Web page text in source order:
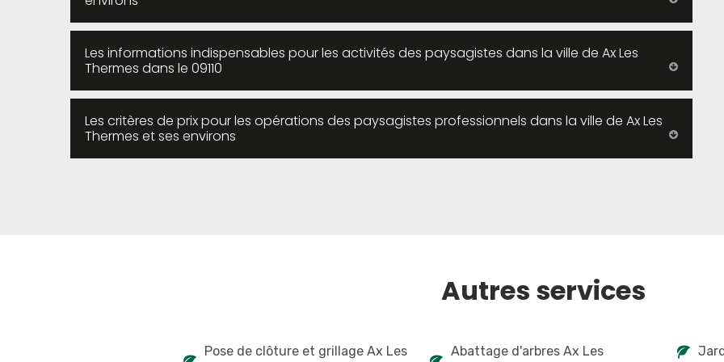
Les informations indispensables pour les activités des paysagistes dans la ville de Ax Les
Thermes dans le 09110
Les critères de prix pour les opérations des paysagistes professionnels dans la ville de Ax Les
Thermes et ses environs
Autres services
Pose de clôture et grillage Ax Les Abattage d'arbres Ax Les